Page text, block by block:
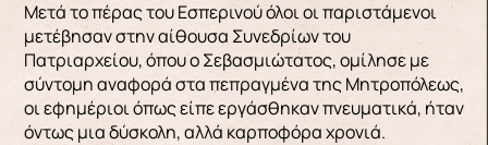
Μετά το πέρας του Εσπερινού όλοι οι παριστάμενοι
μετέβησαν στην αίθουσα Συνεδρίων του
Πατριαρχείου, όπου ο Σεβασμιώτατος, ομίλησε με
σύντομη αναφορά στα πεπραγμένα της Μητροπόλεως,
οι εφημέριοι όπως είπε εργάσθηκαν πνευματικά, ήταν
όντως μια δύσκολη, αλλά καρποφόρα χρονιά.